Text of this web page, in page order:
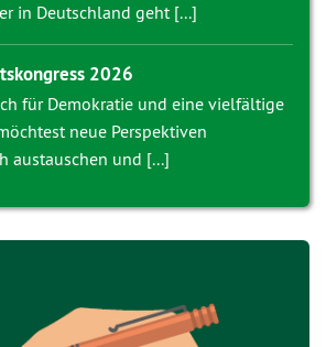
in Deutschland geht [...]
2026
für Demokratie und eine vielfältige
neue Perspektiven
austauschen und [...]